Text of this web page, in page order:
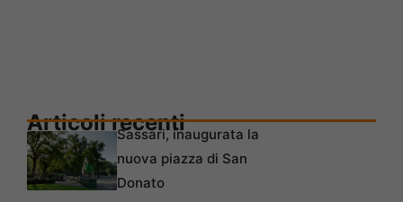
Articoli recentiSassari, inaugurata la
nuova piazza di San
Donato